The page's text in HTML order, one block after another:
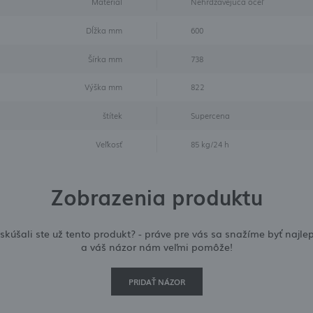
Dĺžka mm 600
Šírka mm 738
Výška mm 822
štítek Supercena
Veľkosť 85 kg/24 h
Zobrazenia produktu
ste už tento produkt? - práve pre vás sa snažíme byť
a váš názor nám veľmi pomôže!
PRIDAŤ NÁZOR
ponúk a správ na sociálnych sieťach.